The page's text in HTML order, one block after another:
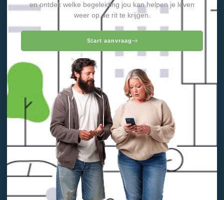
en ontdek welke begeleiding jou kan helpen je leven
weer op de rit te krijgen.
Start aanvraag